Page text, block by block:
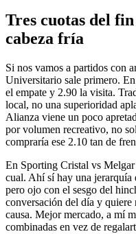
Tres cuotas del
cabeza fría
Si nos vamos a partidos con
Universitario sale primero.
el empate y 2.90 la visita.
local, no una superioridad
Alianza viene un poco
por volumen recreativo, no
compraría ese 2.10 tan de
En Sporting Cristal vs
cual. Ahí sí hay una jerarquía
pero ojo con el sesgo del
conversación del día y quiere
causa. Mejor mercado, a mí
combinadas en vez de